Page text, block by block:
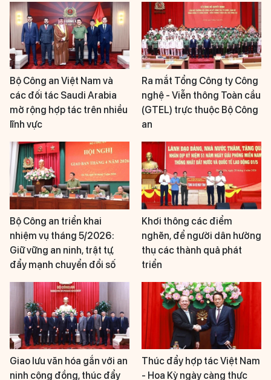
Bộ Công an Việt Nam và
các đối tác Saudi Arabia
mở rộng hợp tác trên nhiều
lĩnh vực
Ra mắt Tổng Công ty Công
nghệ - Viễn thông Toàn cầu
(GTEL) trực thuộc Bộ Công
an
Bộ Công an triển khai
nhiệm vụ tháng 5/2026:
Giữ vững an ninh, trật tự,
đẩy mạnh chuyển đổi số
Khơi thông các điểm
nghẽn, để người dân hưởng
thụ các thành quả phát
triển
Giao lưu văn hóa gắn với an
ninh cộng đồng, thúc đẩy
Thúc đẩy hợp tác Việt Nam
- Hoa Kỳ ngày càng thực